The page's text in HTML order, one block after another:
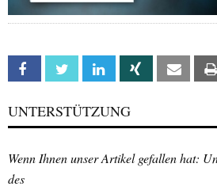
Facebook Twitter Linkedin Xing Email
UNTERSTÜTZUNG
Wenn Ihnen unser Artikel gefallen hat:
des